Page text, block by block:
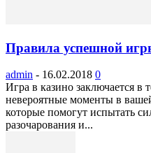
Правила успешной
admin - 16.02.2018 0
Игра в казино заключается в
невероятные моменты в
которые помогут испытать
разочарования и...